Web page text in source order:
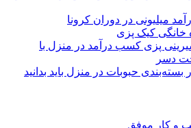
میلیونی در دوران کرونا
خانگی کیک پزی
پزی کسب درآمد در منزل با
دسر
بسته‌بندی حبوبات در منزل باید بدانید